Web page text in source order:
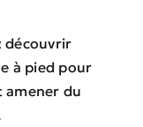
découvrir
à pied pour
amener du